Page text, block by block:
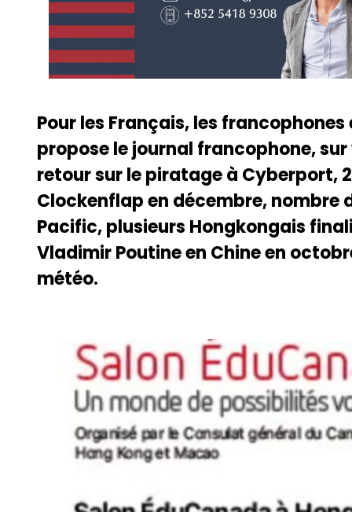
Pour les Français, les
propose le journal francophone,
retour sur le piratage à Cyberport,
Clockenflap en décembre, nombre
Pacific, plusieurs Hongkongais
Vladimir Poutine en Chine en
météo.